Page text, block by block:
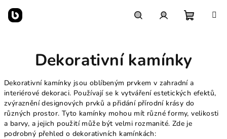
obsah
košík
Dekorativní kamínky
Dekorativní kamínky jsou oblíbeným prvkem v zahradní a
interiérové dekoraci. Používají se k vytváření estetických efektů,
zvýraznění designových prvků a přidání přírodní krásy do
různých prostor. Tyto kamínky mohou mít různé formy, velikosti
a barvy, a jejich použití může být velmi rozmanité. Zde je
podrobný přehled o dekorativních kamínkách: